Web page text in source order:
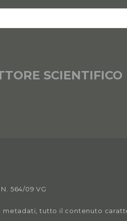
SCIENTIFICO
564/09 VG
tutto il contenuto